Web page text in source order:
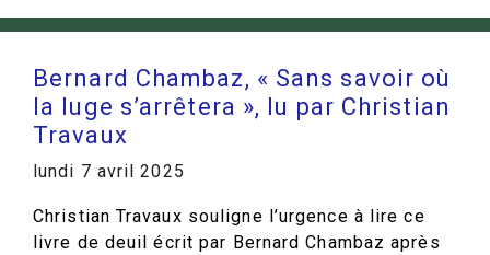
Bernard Chambaz, « Sans savoir où
la luge s’arrêtera », lu par Christian
Travaux
lundi 7 avril 2025
Christian Travaux souligne l’urgence à lire ce
livre de deuil écrit par Bernard Chambaz après